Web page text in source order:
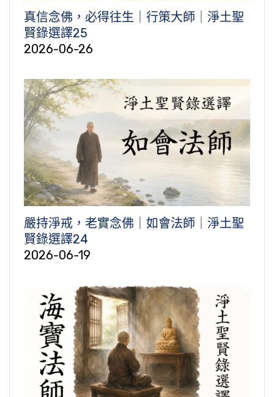
真信念佛，必得往生｜行策大師｜淨土聖
賢錄選譯25
2026-06-26
嚴持淨戒，老實念佛｜如會法師｜淨土聖
賢錄選譯24
2026-06-19